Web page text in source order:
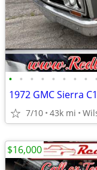
• • • • • • • • •
1972 GMC Sierra
7/10 43k mi
$16,000